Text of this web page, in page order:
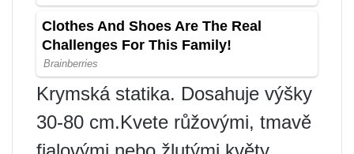
Krymská statika. Dosahuje výšky
30-80 cm.Kvete růžovými, tmavě